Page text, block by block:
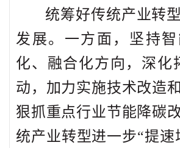
统筹好传统产业转
发展。一方面，坚持
化、融合化方向，深化
动，加力实施技术改造
狠抓重点行业节能降碳
统产业转型进一步“提速